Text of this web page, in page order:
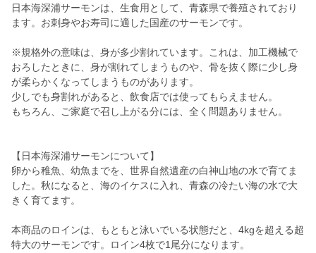
日本海深浦サーモンは、生食用として、青森県で養殖されており
ます。お刺身やお寿司に適した国産のサーモンです。
※規格外の意味は、身が多少割れています。これは、加工機械で
おろしたときに、身が割れてしまうものや、骨を抜く際に少し身
が柔らかくなってしまうものがあります。
少しでも身割れがあると、飲食店では使ってもらえません。
もちろん、ご家庭で召し上がる分には、全く問題ありません。
【日本海深浦サーモンについて】
卵から稚魚、幼魚までを、世界自然遺産の白神山地の水で育てま
した。秋になると、海のイケスに入れ、青森の冷たい海の水で大
きく育てます。
本商品のロインは、もともと泳いでいる状態だと、4kgを超える超
特大のサーモンです。ロイン4枚で1尾分になります。